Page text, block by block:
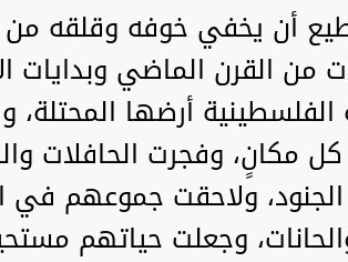
أن يخفي خوفه وقلقه من
من القرن الماضي وبدايات
الفلسطينية أرضها
كل مكانٍ، وفجرت الحافلات
ولاحقت جموعهم في
وجعلت حياتهم